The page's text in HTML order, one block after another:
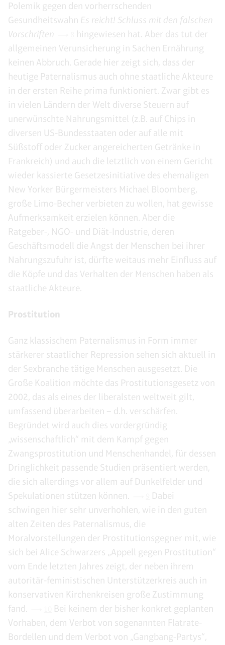
Polemik gegen den vorherrschenden
Gesundheitswahn Es reicht! Schluss mit den falschen
Vorschriften
hingewiesen hat. Aber das tut der
allgemeinen Verunsicherung in Sachen Ernährung
keinen Abbruch. Gerade hier zeigt sich, dass der
heutige Paternalismus auch ohne staatliche Akteure
in der ersten Reihe prima funktioniert. Zwar gibt es
in vielen Ländern der Welt diverse Steuern auf
unerwünschte Nahrungsmittel (z.B. auf Chips in
diversen US-Bundesstaaten oder auf alle mit
Süßstoff oder Zucker angereicherten Getränke in
Frankreich) und auch die letztlich von einem Gericht
wieder kassierte Gesetzesinitiative des ehemaligen
New Yorker Bürgermeisters Michael Bloomberg,
große Limo-Becher verbieten zu wollen, hat gewisse
Aufmerksamkeit erzielen können. Aber die
Ratgeber-, NGO- und Diät-Industrie, deren
Geschäftsmodell die Angst der Menschen bei ihrer
Nahrungszufuhr ist, dürfte weitaus mehr Einfluss auf
die Köpfe und das Verhalten der Menschen haben als
staatliche Akteure.
Prostitution
Ganz klassischem Paternalismus in Form immer
stärkerer staatlicher Repression sehen sich aktuell in
der Sexbranche tätige Menschen ausgesetzt. Die
Große Koalition möchte das Prostitutionsgesetz von
2002, das als eines der liberalsten weltweit gilt,
umfassend überarbeiten – d.h. verschärfen.
Begründet wird auch dies vordergründig
„wissenschaftlich“ mit dem Kampf gegen
Zwangsprostitution und Menschenhandel, für dessen
Dringlichkeit passende Studien präsentiert werden,
die sich allerdings vor allem auf Dunkelfelder und
Spekulationen stützen können.
Dabei
schwingen hier sehr unverhohlen, wie in den guten
alten Zeiten des Paternalismus, die
Moralvorstellungen der Prostitutionsgegner mit, wie
sich bei Alice Schwarzers „Appell gegen Prostitution“
vom Ende letzten Jahres zeigt, der neben ihrem
autoritär-feministischen Unterstützerkreis auch in
konservativen Kirchenkreisen große Zustimmung
fand.
Bei keinem der bisher konkret geplanten
Vorhaben, dem Verbot von sogenannten Flatrate-
Bordellen und dem Verbot von „Gangbang-Partys“,